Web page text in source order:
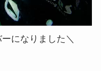
になりました＼